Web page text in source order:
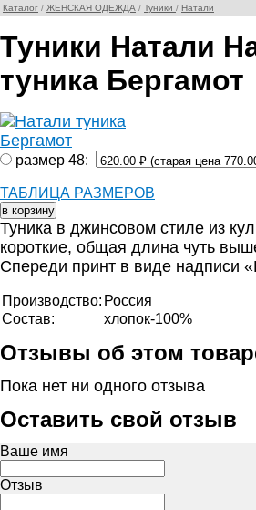
Каталог / ЖЕНСКАЯ ОДЕЖДА / Туники / Натали
Туники Натали
туника Бергамот
размер 48:
ТАБЛИЦА РАЗМЕРОВ
Туника в джинсовом стиле из
короткие, общая длина чуть
Спереди принт в виде надписи
Производство: Россия
Состав:
хлопок-100%
Отзывы об этом
Пока нет ни одного отзыва
Оставить свой отзыв
Ваше имя
Отзыв